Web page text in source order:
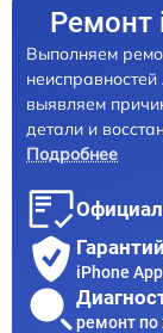
Ремонт
Выполняем
выявляем
детали и
Подробнее
iPhone
ремонт